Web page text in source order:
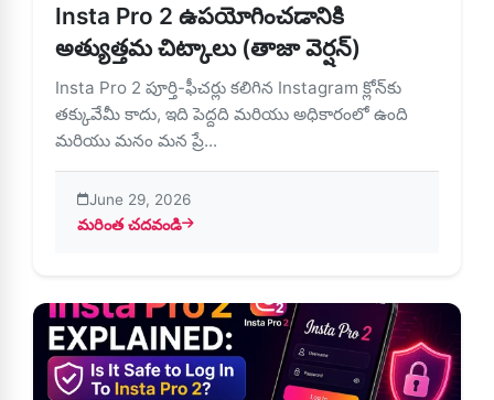
Insta Pro 2 ఉపయోగించడానికి
అత్యుత్తమ చిట్కాలు (తాజా వెర్షన్)
Insta Pro 2 పూర్తి-ఫీచర్లు కలిగిన Instagram క్లోన్‌కు
తక్కువేమీ కాదు, ఇది పెద్దది మరియు అధికారంలో ఉంది
మరియు మనం మన ప్రే...
June 29, 2026
మరింత చదవండి
about Insta Pro 2 ఉపయోగించడానికి అత్యుత్తమ చిట్కాలు